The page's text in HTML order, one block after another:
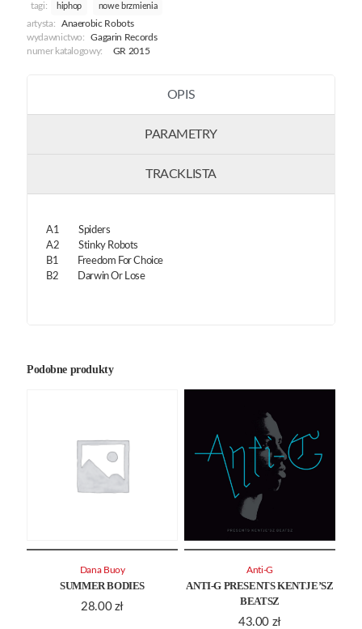
tagi:
hiphop nowe brzmienia
artysta:
Anaerobic Robots
wydawnictwo:
Gagarin Records
numer katalogowy:
GR 2015
OPIS
PARAMETRY
TRACKLISTA
A1 Spiders
A2 Stinky Robots
B1 Freedom For Choice
B2 Darwin Or Lose
Podobne produkty
SUMMER BODIES
28.00 zł
Dana Buoy
ANTI-G PRESENTS KENTJE’SZ
BEATSZ
43.00 zł
Anti-G